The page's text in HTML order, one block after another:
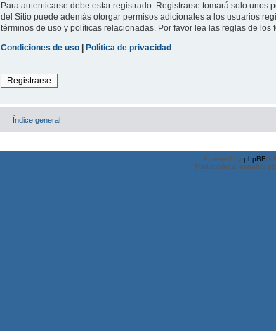
Para autenticarse debe estar registrado. Registrarse tomará solo
del Sitio puede además otorgar permisos adicionales a los usuarios
términos de uso y políticas relacionadas. Por favor lea las reglas de los
Condiciones de uso
Política de privacidad
Registrarse
Índice general
Powered by phpBB®
Traducción al español